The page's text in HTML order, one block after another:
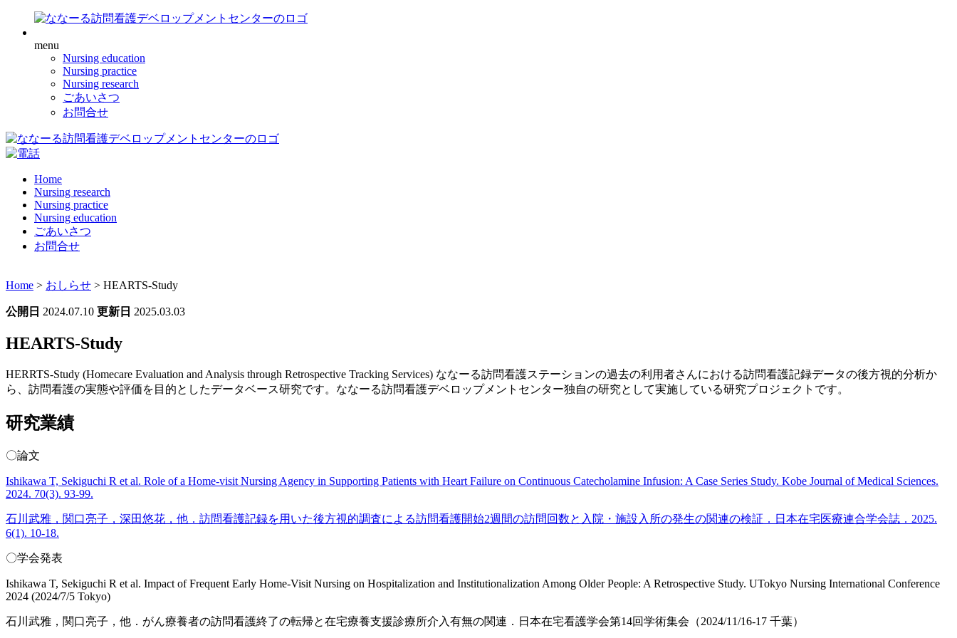
menu
Nursing education
Nursing practice
Nursing research
ごあいさつ
お問合せ
Home
Nursing research
Nursing practice
Nursing education
ごあいさつ
お問合せ
Home > おしらせ > HEARTS-Study
公開日 2024.07.10 更新日 2025.03.03
HEARTS-Study
HERRTS-Study (Homecare Evaluation and Analysis through Retrospective Tracking Services) ななーる訪問看護ステーションの過去の利用者さんにおける訪問看護記録データの後方視的分析か
ら、訪問看護の実態や評価を目的としたデータベース研究です。ななーる訪問看護デベロップメントセンター独自の研究として実施している研究プロジェクトです。
研究業績
〇論文
Ishikawa T, Sekiguchi R et al. Role of a Home-visit Nursing Agency in Supporting Patients with Heart Failure on Continuous Catecholamine Infusion: A Case Series Study. Kobe Journal of Medical Sciences.
2024. 70(3). 93-99.
石川武雅，関口亮子，深田悠花，他．訪問看護記録を用いた後方視的調査による訪問看護開始2週間の訪問回数と入院・施設入所の発生の関連の検証．日本在宅医療連合学会誌．2025.
6(1). 10-18.
〇学会発表
Ishikawa T, Sekiguchi R et al. Impact of Frequent Early Home-Visit Nursing on Hospitalization and Institutionalization Among Older People: A Retrospective Study. UTokyo Nursing International Conference
2024 (2024/7/5 Tokyo)
石川武雅，関口亮子，他．がん療養者の訪問看護終了の転帰と在宅療養支援診療所介入有無の関連．日本在宅看護学会第14回学術集会（2024/11/16-17 千葉）